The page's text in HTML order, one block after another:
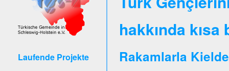
Laufende Projekte
hakkında
Rakamlarla